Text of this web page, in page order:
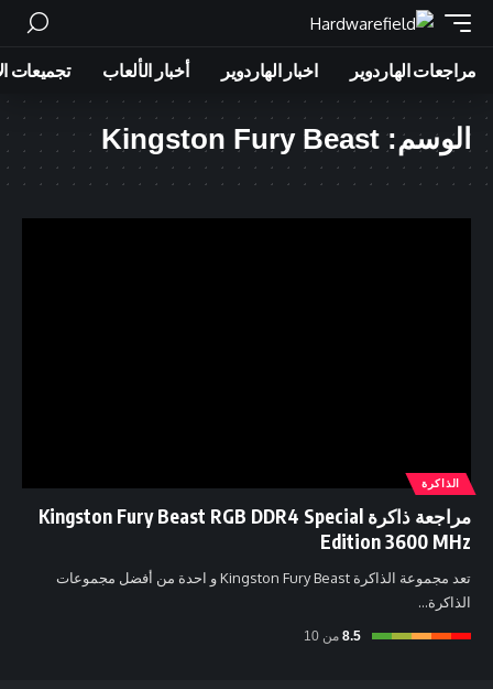
مراجعات الهاردوير اخبار الهاردوير أخبار الألعاب تجميعات
الوسم: Kingston Fury Beast
الذاكرة
مراجعة ذاكرة Kingston Fury Beast RGB DDR4 Special
Edition 3600 MHz
تعد مجموعة الذاكرة Kingston Fury Beast و احدة من أفضل مجموعات
الذاكرة…
8.5 من 10